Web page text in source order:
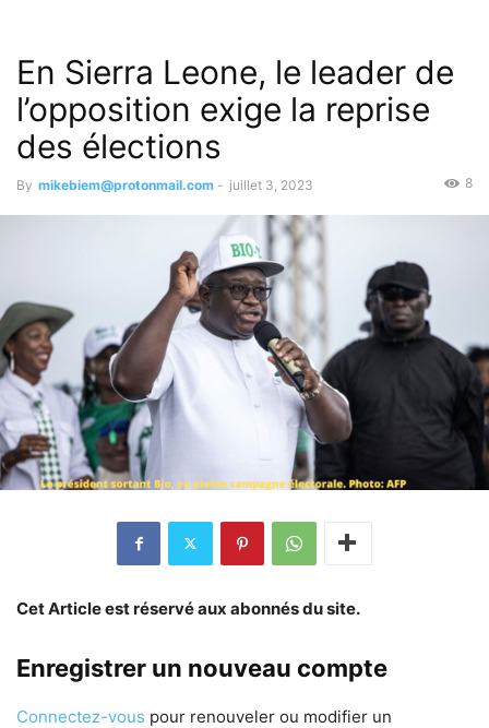
En Sierra Leone, le leader de
l’opposition exige la reprise
des élections
By mikebiem@protonmail.com - juillet 3, 2023 8
Cet Article est réservé aux abonnés du site.
Enregistrer un nouveau compte
Connectez-vous pour renouveler ou modifier un